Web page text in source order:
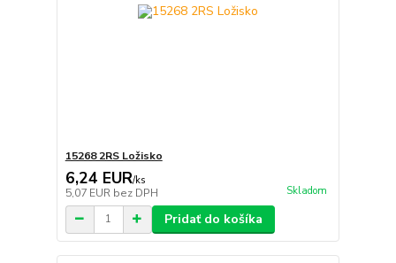
15268 2RS Ložisko
6,24 EUR/ks
5,07 EUR bez DPH Skladom
Pridať do košíka